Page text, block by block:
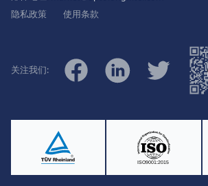
隐私政策
使用条款
关注我们: FacebookLinkedin Twitter
微信
Ⓡ
ISO9001:2015